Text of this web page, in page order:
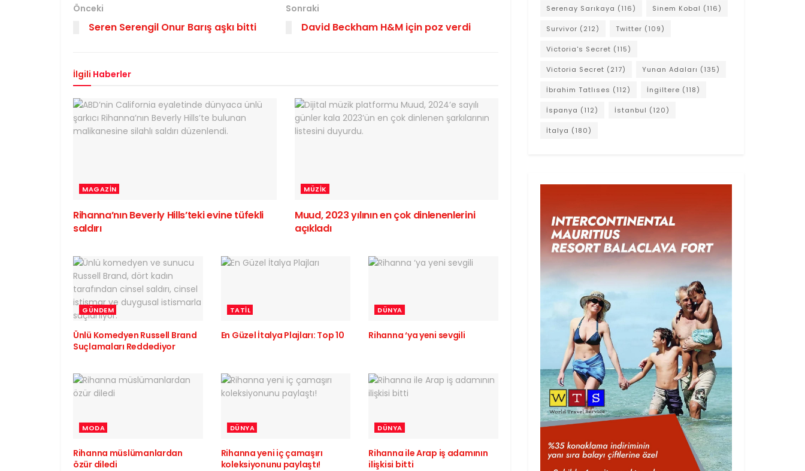
Önceki
Seren Serengil Onur Barış aşkı bitti
Sonraki
David Beckham H&M için poz verdi
İlgili Haberler
MAGAZIN
Rihanna’nın Beverly Hills’teki evine tüfekli
saldırı
MÜZIK
Muud, 2023 yılının en çok dinlenenlerini
açıkladı
GÜNDEM
Ünlü Komedyen Russell Brand
Suçlamaları Reddediyor
TATIL
En Güzel İtalya Plajları: Top 10
DÜNYA
Rihanna ‘ya yeni sevgili
MODA
Rihanna müslümanlardan
özür diledi
DÜNYA
Rihanna yeni iç çamaşırı
koleksiyonunu paylaştı!
DÜNYA
Rihanna ile Arap iş adamının
ilişkisi bitti
Serenay Sarıkaya (116) Sinem Kobal (116)
Survivor (212) Twitter (109)
Victoria's Secret (115)
Victoria Secret (217) Yunan Adaları (135)
İbrahim Tatlıses (112) İngiltere (118)
İspanya (112) İstanbul (120)
İtalya (180)